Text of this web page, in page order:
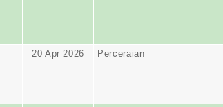
20 Apr 2026 Perceraian